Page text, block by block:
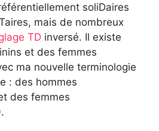
soliDaires
mais de nombreux
TD inversé. Il existe
et des femmes
ma nouvelle terminologie
: des hommes
des femmes